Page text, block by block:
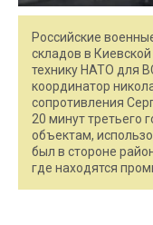
Российские
складов в
технику НАТО для
координатор
сопротивления
20 минут третьего
объектам,
был в стороне
где находятся